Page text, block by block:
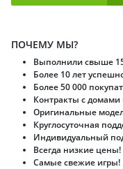
ПОЧЕМУ МЫ?
Выполнили свыше
Более 10 лет
Более 50 000
Контракты с домами
Оригинальные
Круглосуточная
Индивидуальный
Всегда низкие цены!
Самые свежие игры!